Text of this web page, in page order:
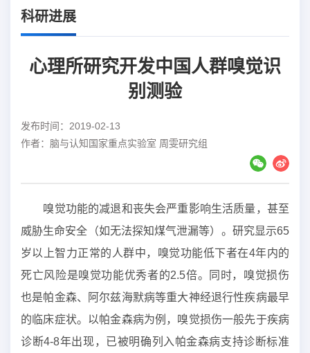
科研进展
心理所研究开发中国人群嗅觉识
别测验
发布时间：2019-02-13
作者：脑与认知国家重点实验室 周雯研究组
嗅觉功能的减退和丧失会严重影响生活质量，甚至
威胁生命安全（如无法探知煤气泄漏等）。研究显示65
岁以上智力正常的人群中，嗅觉功能低下者在4年内的
死亡风险是嗅觉功能优秀者的2.5倍。同时，嗅觉损伤
也是帕金森、阿尔兹海默病等重大神经退行性疾病最早
的临床症状。以帕金森病为例，嗅觉损伤一般先于疾病
诊断4-8年出现，已被明确列入帕金森病支持诊断标准